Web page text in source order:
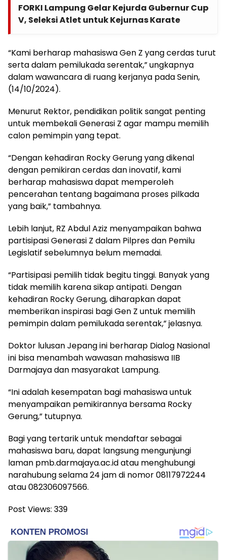
FORKI Lampung Gelar Kejurda Gubernur Cup
V, Seleksi Atlet untuk Kejurnas Karate
“Kami berharap mahasiswa Gen Z yang cerdas turut
serta dalam pemilukada serentak,” ungkapnya
dalam wawancara di ruang kerjanya pada Senin,
(14/10/2024).
Menurut Rektor, pendidikan politik sangat penting
untuk membekali Generasi Z agar mampu memilih
calon pemimpin yang tepat.
“Dengan kehadiran Rocky Gerung yang dikenal
dengan pemikiran cerdas dan inovatif, kami
berharap mahasiswa dapat memperoleh
pencerahan tentang bagaimana proses pilkada
yang baik,” tambahnya.
Lebih lanjut, RZ Abdul Aziz menyampaikan bahwa
partisipasi Generasi Z dalam Pilpres dan Pemilu
Legislatif sebelumnya belum memadai.
“Partisipasi pemilih tidak begitu tinggi. Banyak yang
tidak memilih karena sikap antipati. Dengan
kehadiran Rocky Gerung, diharapkan dapat
memberikan inspirasi bagi Gen Z untuk memilih
pemimpin dalam pemilukada serentak,” jelasnya.
Doktor lulusan Jepang ini berharap Dialog Nasional
ini bisa menambah wawasan mahasiswa IIB
Darmajaya dan masyarakat Lampung.
“Ini adalah kesempatan bagi mahasiswa untuk
menyampaikan pemikirannya bersama Rocky
Gerung,” tutupnya.
Bagi yang tertarik untuk mendaftar sebagai
mahasiswa baru, dapat langsung mengunjungi
laman pmb.darmajaya.ac.id atau menghubungi
narahubung selama 24 jam di nomor 08117972244
atau 082306097566.
Post Views: 339